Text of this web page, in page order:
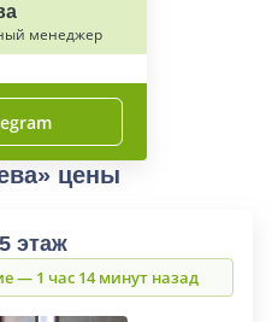
менеджер
цены
этаж
— 1 час 14 минут назад